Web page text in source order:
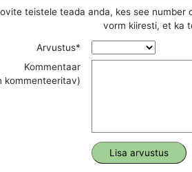
teistele teada anda, kes see number
vorm kiiresti, et ka
Arvustus*
Kommentaar
kommenteeritav)